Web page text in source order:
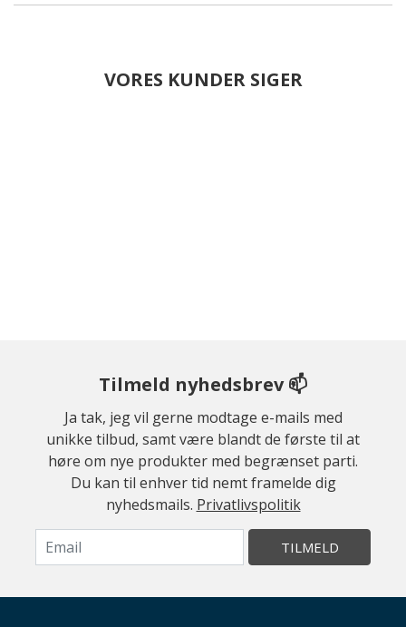
VORES KUNDER SIGER
Tilmeld nyhedsbrev 📫
Ja tak, jeg vil gerne modtage e-mails med
unikke tilbud, samt være blandt de første til at
høre om nye produkter med begrænset parti.
Du kan til enhver tid nemt framelde dig
nyhedsmails. Privatlivspolitik
TILMELD